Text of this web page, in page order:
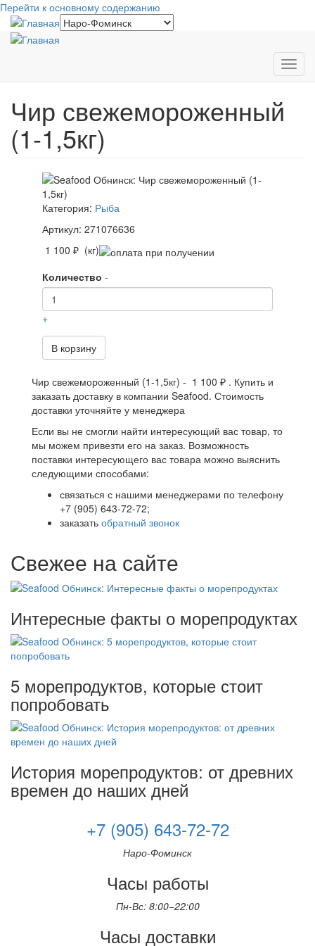
Перейти к основному содержанию
Чир свежемороженный
(1-1,5кг)
Категория: Рыба
Артикул: 271076636
1 100 ₽ (кг)
Количество -
+
В корзину
Чир свежемороженный (1-1,5кг) - 1 100 ₽ . Купить и
заказать доставку в компании Seafood. Стоимость
доставки уточняйте у менеджера
Если вы не смогли найти интересующий вас товар, то
мы можем привезти его на заказ. Возможность
поставки интересующего вас товара можно выяснить
следующими способами:
связаться с нашими менеджерами по телефону
+7 (905) 643-72-72;
заказать обратный звонок
Свежее на сайте
Интересные факты о морепродуктах
5 морепродуктов, которые стоит
попробовать
История морепродуктов: от древних
времен до наших дней
+7 (905) 643-72-72
Наро-Фоминск
Часы работы
Пн-Вс: 8:00−22:00
Часы доставки